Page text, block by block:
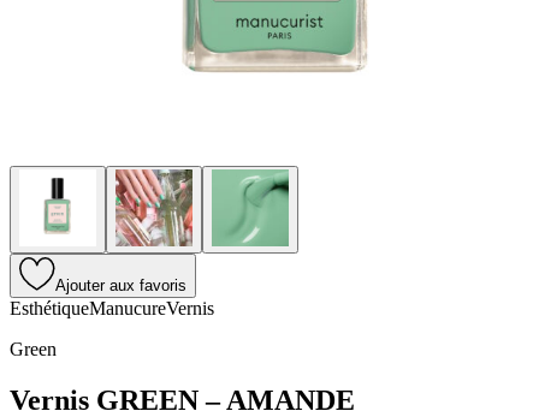
Ajouter aux favoris
EsthétiqueManucureVernis
Green
Vernis GREEN – AMANDE